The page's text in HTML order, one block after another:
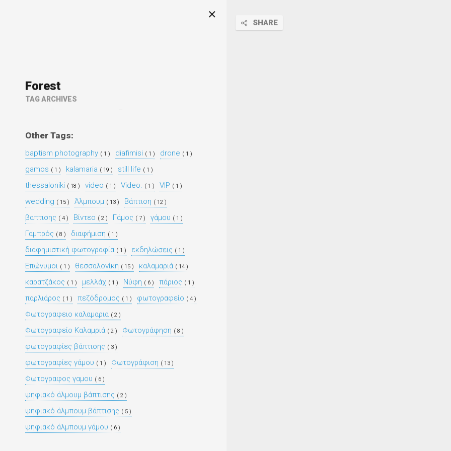
Forest
TAG ARCHIVES
Other Tags:
baptism photography ( 1 ) diafimisi ( 1 ) drone ( 1 )
gamos ( 1 ) kalamaria ( 19 ) still life ( 1 )
thessaloniki ( 18 ) video ( 1 ) Video. ( 1 ) VIP ( 1 )
wedding ( 15 ) Άλμπουμ ( 13 ) Βάπτιση ( 12 )
βαπτισης ( 4 ) Βίντεο ( 2 ) Γάμος ( 7 ) γάμου ( 1 )
Γαμπρός ( 8 ) διαφήμιση ( 1 )
διαφημιστική φωτογραφία ( 1 ) εκδηλώσεις ( 1 )
Επώνυμοι ( 1 ) θεσσαλονίκη ( 15 ) καλαμαριά ( 14 )
καρατζάκος ( 1 ) μελλάχ ( 1 ) Νύφη ( 6 ) πάριος ( 1 )
παρλιάρος ( 1 ) πεζόδρομος ( 1 ) φωτογραφείο ( 4 )
Φωτογραφειο καλαμαρια ( 2 )
Φωτογραφείο Καλαμριά ( 2 ) Φωτογράφηση ( 8 )
φωτογραφίες βάπτισης ( 3 )
φωτογραφίες γάμου ( 1 ) Φωτογράφιση ( 13 )
Φωτογραφος γαμου ( 6 )
ψηφιακό άλμουμ βάπτισης ( 2 )
ψηφιακό άλμπουμ βάπτισης ( 5 )
ψηφιακό άλμπουμ γάμου ( 6 )